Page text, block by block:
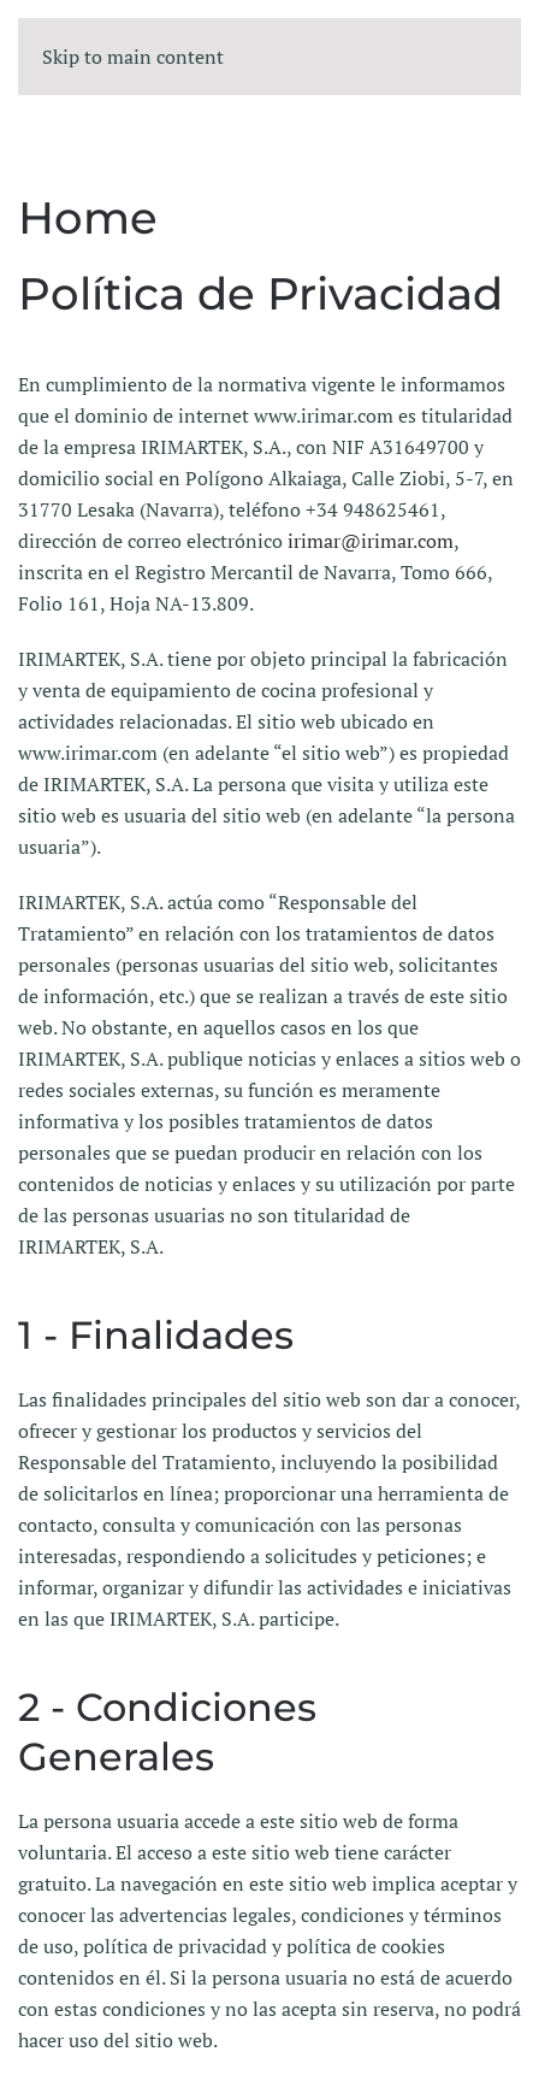
Skip to main content
Home
Política de Privacidad
En cumplimiento de la normativa vigente le informamos
que el dominio de internet www.irimar.com es titularidad
de la empresa IRIMARTEK, S.A., con NIF A31649700 y
domicilio social en Polígono Alkaiaga, Calle Ziobi, 5-7, en
31770 Lesaka (Navarra), teléfono +34 948625461,
dirección de correo electrónicoirimar@irimar.com,
inscrita en el Registro Mercantil de Navarra, Tomo 666,
Folio 161, Hoja NA-13.809.
IRIMARTEK, S.A. tiene por objeto principal la fabricación
y venta de equipamiento de cocina profesional y
actividades relacionadas. El sitio web ubicado en
www.irimar.com (en adelante “el sitio web”) es propiedad
de IRIMARTEK, S.A. La persona que visita y utiliza este
sitio web es usuaria del sitio web (en adelante “la persona
usuaria”).
IRIMARTEK, S.A. actúa como “Responsable del
Tratamiento” en relación con los tratamientos de datos
personales (personas usuarias del sitio web, solicitantes
de información, etc.) que se realizan a través de este sitio
web. No obstante, en aquellos casos en los que
IRIMARTEK, S.A. publique noticias y enlaces a sitios web o
redes sociales externas, su función es meramente
informativa y los posibles tratamientos de datos
personales que se puedan producir en relación con los
contenidos de noticias y enlaces y su utilización por parte
de las personas usuarias no son titularidad de
IRIMARTEK, S.A.
1 - Finalidades
Las finalidades principales del sitio web son dar a conocer,
ofrecer y gestionar los productos y servicios del
Responsable del Tratamiento, incluyendo la posibilidad
de solicitarlos en línea; proporcionar una herramienta de
contacto, consulta y comunicación con las personas
interesadas, respondiendo a solicitudes y peticiones; e
informar, organizar y difundir las actividades e iniciativas
en las que IRIMARTEK, S.A. participe.
2 - Condiciones
Generales
La persona usuaria accede a este sitio web de forma
voluntaria. El acceso a este sitio web tiene carácter
gratuito. La navegación en este sitio web implica aceptar y
conocer las advertencias legales, condiciones y términos
de uso, política de privacidad y política de cookies
contenidos en él. Si la persona usuaria no está de acuerdo
con estas condiciones y no las acepta sin reserva, no podrá
hacer uso del sitio web.